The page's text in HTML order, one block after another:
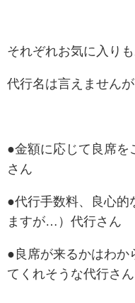
それぞれお気に入り
代行名は言えませんが
●金額に応じて良席を
さん
●代行手数料、良心的
ますが…）代行さん
●良席が来るかはわか
てくれそうな代行さん